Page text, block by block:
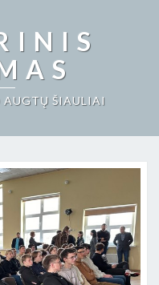
AUGTŲ ŠIAULIAI